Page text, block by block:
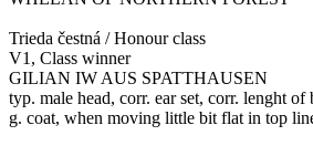
Trieda čestná / Honour class
V1, Class winner
GILIAN IW AUS SPATTHAUSEN
typ. male head, corr. ear set, corr. lenght
g. coat, when moving little bit flat in top